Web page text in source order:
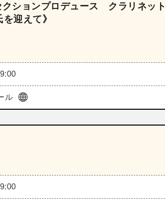
ションプロデュース クラリネット
迎えて》
ル